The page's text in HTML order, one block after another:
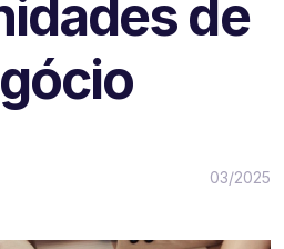
de
03/2025